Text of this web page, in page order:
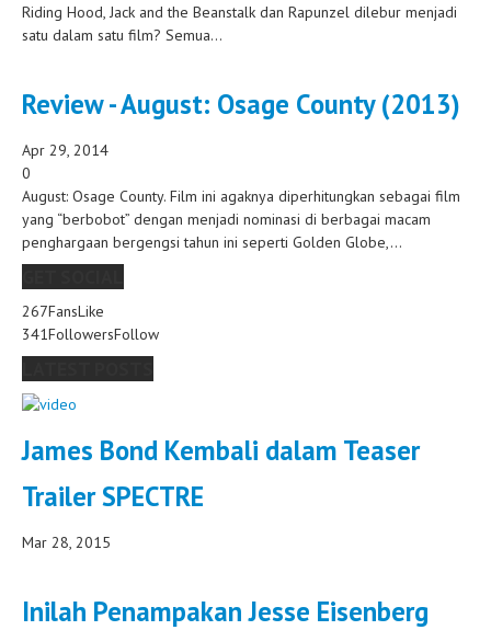
Riding Hood, Jack and the Beanstalk dan Rapunzel dilebur menjadi
satu dalam satu film? Semua...
Review - August: Osage County (2013)
Apr 29, 2014
0
August: Osage County. Film ini agaknya diperhitungkan sebagai film
yang “berbobot” dengan menjadi nominasi di berbagai macam
penghargaan bergengsi tahun ini seperti Golden Globe,...
267FansLike
341FollowersFollow
James Bond Kembali dalam Teaser
Trailer SPECTRE
Mar 28, 2015
Inilah Penampakan Jesse Eisenberg